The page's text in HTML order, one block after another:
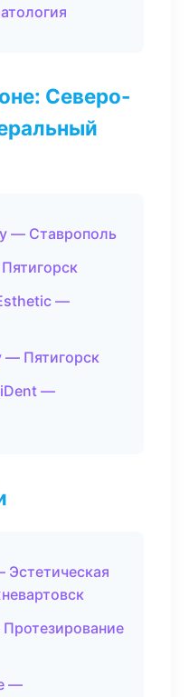
Северо-
— Ставрополь
—
— Пятигорск
—
—